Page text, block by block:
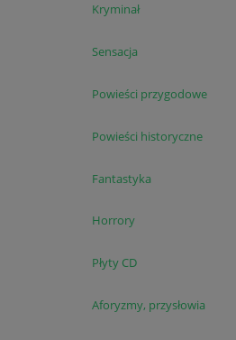
Kryminał
Sensacja
Powieści przygodowe
Powieści historyczne
Fantastyka
Horrory
Płyty CD
Aforyzmy, przysłowia